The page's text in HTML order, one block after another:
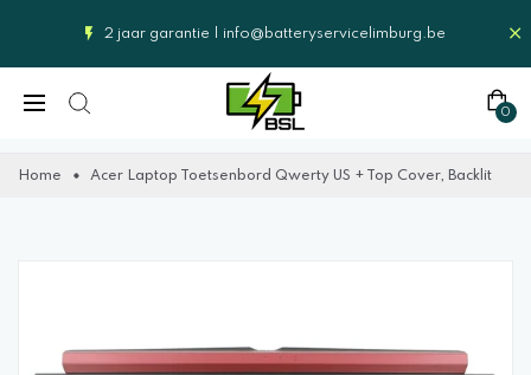
2 jaar garantie | info@batteryservicelimburg.be
0
Home Acer Laptop Toetsenbord Qwerty US + Top Cover, Backlit